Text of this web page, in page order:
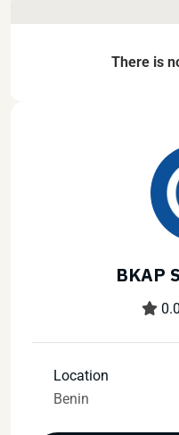
There is
BKAP
0.0
Location
Benin